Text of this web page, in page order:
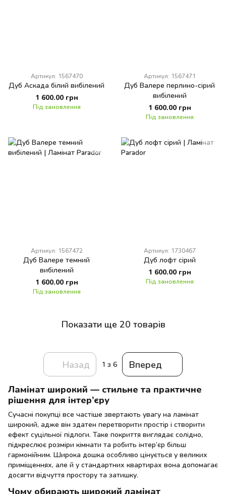
Артикул: 1567470
Дуб Аскада білий вибілений
1 600.00 грн
Під замовлення
Артикул: 1567471
Дуб Валере перлино-сірий
вибілений
1 600.00 грн
Під замовлення
Артикул: 1567472
Дуб Валере темний
вибілений
1 600.00 грн
Під замовлення
Артикул: 1730467
Дуб лофт сірий
1 600.00 грн
Під замовлення
Показати ще 20 товарів
Назад 1 з 6 Вперед
Ламінат широкий — стильне та практичне
рішення для інтер’єру
Сучасні покупці все частіше звертають увагу на ламінат
широкий, адже він здатен перетворити простір і створити
ефект суцільної підлоги. Таке покриття виглядає солідно,
підкреслює розміри кімнати та робить інтер’єр більш
гармонійним. Широка дошка особливо цінується у великих
приміщеннях, але й у стандартних квартирах вона допомагає
досягти відчуття простору та затишку.
Чому обирають широкий ламінат